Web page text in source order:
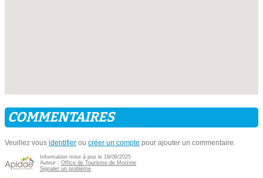
COMMENTAIRES
Veuillez vous identifier ou créer un compte pour ajouter un commentaire.
Information mise à jour le 19/06/2025
Auteur : Office de Tourisme de Morzine
Signaler un problème